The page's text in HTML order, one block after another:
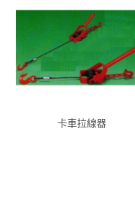
卡車拉線器